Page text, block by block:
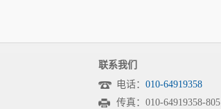
联系我们
电话： 010-64919358
传真：010-64919358-805